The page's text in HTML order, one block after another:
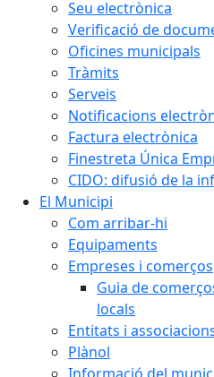
Seu electrònica
Verificació de
Oficines municipals
Tràmits
Serveis
Notificacions
Factura electrònica
Finestreta Única
CIDO: difusió de la
El Municipi
Com arribar-hi
Equipaments
Empreses i comerços
Guia de
locals
Entitats i
Plànol